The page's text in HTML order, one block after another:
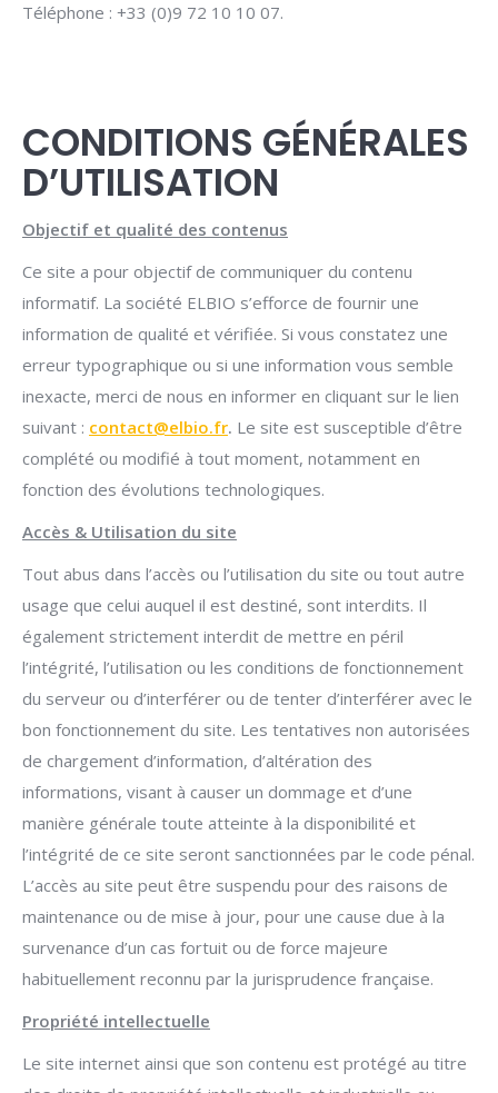
Téléphone : +33 (0)9 72 10 10 07.​
CONDITIONS GÉNÉRALES
D’UTILISATION
Objectif et qualité des contenus
Ce site a pour objectif de communiquer du contenu
informatif. La société ELBIO s’efforce de fournir une
information de qualité et vérifiée. Si vous constatez une
erreur typographique ou si une information vous semble
inexacte, merci de nous en informer en cliquant sur le lien
suivant : contact@elbio.fr. Le site est susceptible d’être
complété ou modifié à tout moment, notamment en
fonction des évolutions technologiques.
Accès & Utilisation du site
Tout abus dans l’accès ou l’utilisation du site ou tout autre
usage que celui auquel il est destiné, sont interdits. Il
également strictement interdit de mettre en péril
l’intégrité, l’utilisation ou les conditions de fonctionnement
du serveur ou d’interférer ou de tenter d’interférer avec le
bon fonctionnement du site. Les tentatives non autorisées
de chargement d’information, d’altération des
informations, visant à causer un dommage et d’une
manière générale toute atteinte à la disponibilité et
l’intégrité de ce site seront sanctionnées par le code pénal.
L’accès au site peut être suspendu pour des raisons de
maintenance ou de mise à jour, pour une cause due à la
survenance d’un cas fortuit ou de force majeure
habituellement reconnu par la jurisprudence française.
Propriété intellectuelle
Le site internet ainsi que son contenu est protégé au titre